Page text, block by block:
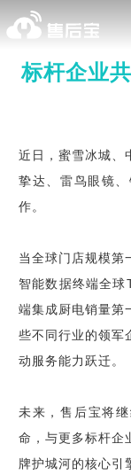
标杆企业
近日，蜜雪冰城、
挚达、雷鸟眼镜
作。
当全球门店规模第
智能数据终端全
端集成厨电销量
些不同行业的领军
动服务能力跃迁。
未来，售后宝将
命，与更多标杆企
牌护城河的核心引